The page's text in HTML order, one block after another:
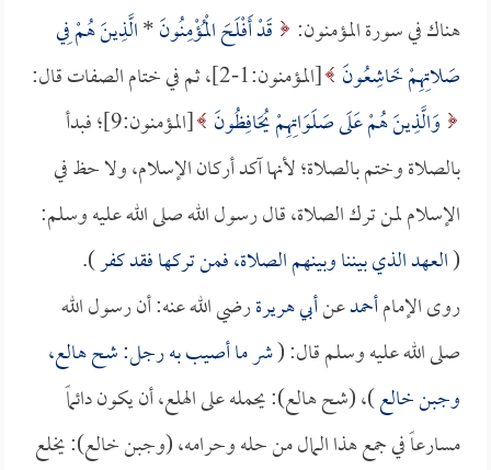
هناك في سورة المؤمنون:
قَدْ أَفْلَحَ الْمُؤْمِنُونَ*الَّذِينَ هُمْ فِي
صَلاتِهِمْ خَاشِعُونَ [المؤمنون:1-2]، ثم في ختام الصفات قال:
وَالَّذِينَ هُمْ عَلَى صَلَوَاتِهِمْ يُحَافِظُونَ
[المؤمنون:9]؛ فبدأ
بالصلاة وختم بالصلاة؛ لأنها آكد أركان الإسلام، ولا حظ في
الإسلام لمن ترك الصلاة، قال رسول الله صلى الله عليه وسلم:
(العهد الذي بيننا وبينهم الصلاة، فمن تركها فقد كفر).
روى الإمامأحمدعنأبي هريرةرضي الله عنه: أن رسول الله
صلى الله عليه وسلم قال: (شر ما أصيب به رجل: شح هالع،
وجبن خالع)، (شح هالع): يحمله على الهلع، أن يكون دائماً
مسارعاً في جمع هذا المال من حله وحرامه، (وجبن خالع): يخلع